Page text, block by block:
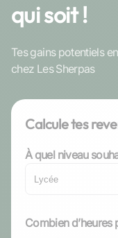
qui soit !
Tes gains potentiels
chez Les Sherpas
Calcule tes
À quel niveau
Lycée
Combien